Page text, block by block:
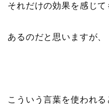
それだけの効果を感じて
あるのだと思いますが、
こういう言葉を使われる